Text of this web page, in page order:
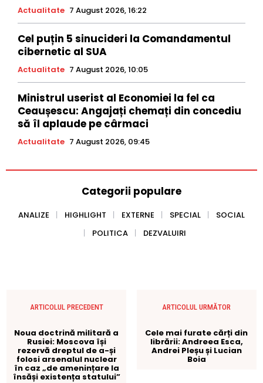
Actualitate 7 August 2026, 16:22
Cel puțin 5 sinucideri la Comandamentul
cibernetic al SUA
Actualitate 7 August 2026, 10:05
Ministrul userist al Economiei la fel ca
Ceaușescu: Angajați chemați din concediu
să îl aplaude pe cârmaci
Actualitate 7 August 2026, 09:45
Categorii populare
ANALIZE HIGHLIGHT EXTERNE SPECIAL
SOCIAL
POLITICA
DEZVALUIRI
ARTICOLUL PRECEDENT
Noua doctrină militară a
Rusiei: Moscova își
rezervă dreptul de a-și
folosi arsenalul nuclear
în caz „de amenințare la
însăși existența statului”
ARTICOLUL URMĂTOR
Cele mai furate cărți din
librării: Andreea Esca,
Andrei Pleșu și Lucian
Boia